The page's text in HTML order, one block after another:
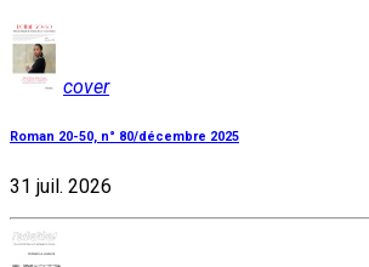
cover
Roman 20-50, n° 80/décembre 2025
31 juil. 2026